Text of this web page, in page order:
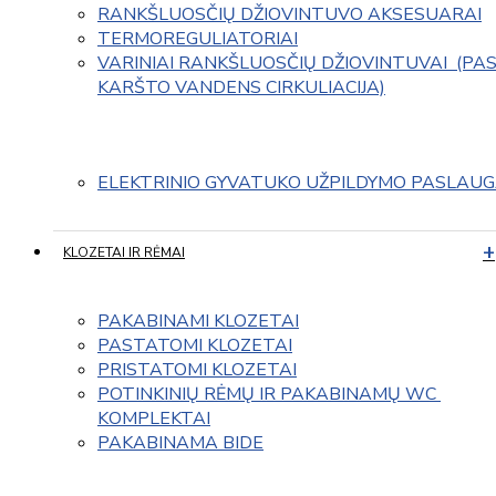
RANKŠLUOSČIŲ DŽIOVINTUVO AKSESUARAI
TERMOREGULIATORIAI
VARINIAI RANKŠLUOSČIŲ DŽIOVINTUVAI
KARŠTO VANDENS CIRKULIACIJA)
ELEKTRINIO GYVATUKO UŽPILDYMO
KLOZETAI IR RĖMAI
PAKABINAMI KLOZETAI
PASTATOMI KLOZETAI
PRISTATOMI KLOZETAI
POTINKINIŲ RĖMŲ IR PAKABINAMŲ WC
KOMPLEKTAI
PAKABINAMA BIDE